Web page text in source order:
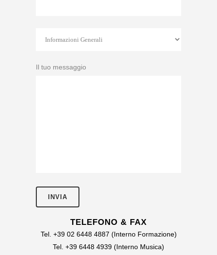
Il tuo messaggio
TELEFONO & FAX
Tel. +39 02 6448 4887 (Interno Formazione)
Tel. +39 6448 4939 (Interno Musica)